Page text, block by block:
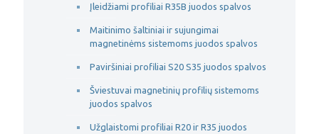
Įleidžiami profiliai R35B juodos spalvos
Maitinimo šaltiniai ir sujungimai
magnetinėms sistemoms juodos spalvos
Paviršiniai profiliai S20 S35 juodos spalvos
Šviestuvai magnetinių profilių sistemoms
juodos spalvos
Užglaistomi profiliai R20 ir R35 juodos